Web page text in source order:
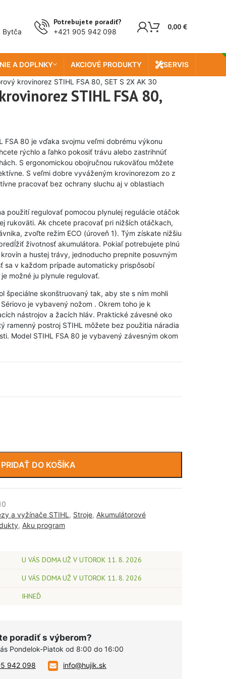
Bytča
Potrebujete poradiť?
+421 905 942 098
0,00 €
A DOPLNKY AKCIOVÉ PRODUKTY SERVIS
Doprava
krovinorez STIHL FSA 80, SET S 2X AK 30
STIHL FSA 80,
FSA 80 je vďaka svojmu veľmi dobrému výkonu
rýchlo a ľahko pokosiť trávu alebo zastrihnúť
S ergonomickou obojručnou rukoväťou môžete
S veľmi dobre vyváženým krovinorezom zo z
pracovať bez ochrany sluchu aj v oblastiach
použití regulovať pomocou plynulej regulácie otáčok
rukoväti. Ak chcete pracovať pri nižších otáčkach,
zvoľte režim ECO (úroveň 1). Tým získate nižšiu
životnosť akumulátora. Pokiaľ potrebujete plnú
a hustej trávy, jednoducho prepnite posuvným
sa v každom prípade automaticky prispôsobí
možné ju plynule regulovať.
špeciálne skonštruovaný tak, aby ste s ním mohli
je vybavený nožom . Okrem toho je k
nástrojov a žacích hláv. Praktické závesné oko
ramenný postroj STIHL môžete bez použitia náradia
Model STIHL FSA 80 je vybavený závesným okom
PRIDAŤ DO KOŠÍKA
a vyžínače STIHL , Stroje, Akumulátorové
, Aku program
U VÁS DOMA UŽ V UTOROK 11. 8. 2026
U VÁS DOMA UŽ V UTOROK 11. 8. 2026
IHNEĎ
poradiť s výberom?
Pondelok-Piatok od 8:00 do 16:00
942 098
info@hujik.sk